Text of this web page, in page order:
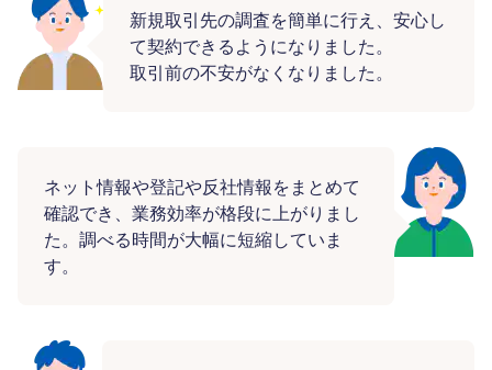
新規取引先の調査を簡単に行え、安心し
て契約できるようになりました。
取引前の不安がなくなりました。
ネット情報や登記や反社情報をまとめて
確認でき、業務効率が格段に上がりまし
た。調べる時間が大幅に短縮していま
す。